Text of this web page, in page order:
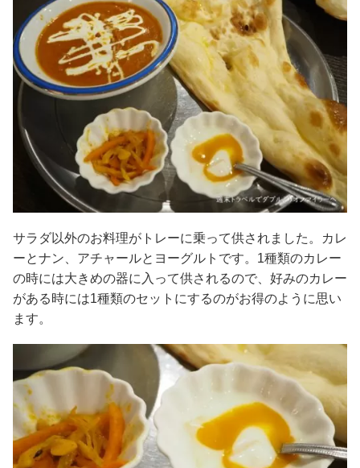
サラダ以外のお料理がトレーに乗って供されました。カレ
ーとナン、アチャールとヨーグルトです。1種類のカレー
の時には大きめの器に入って供されるので、好みのカレー
がある時には1種類のセットにするのがお得のように思い
ます。